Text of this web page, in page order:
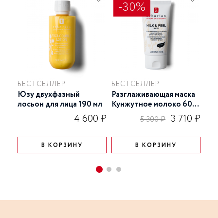
БЕСТСЕЛЛЕР
Юзу двухфазный
лосьон для лица 190 мл
4 600 ₽
В КОРЗИНУ
-30%
БЕСТСЕЛЛЕР
Разглаживающая маска
Кунжутное молоко 60
5 300 ₽ 3 710 ₽
В КОРЗИНУ